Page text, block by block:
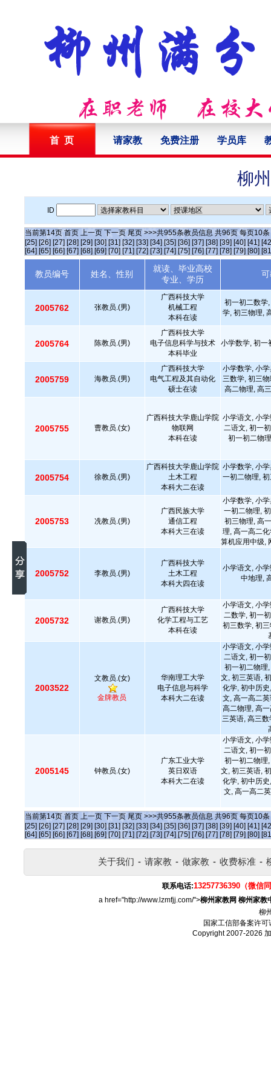
首 页 请家教 免费注册 学员库
柳
ID
当前第14页 首页 上一页 下一页 尾页 >>>共955条教员信息 共96页 每页10条
[25] [26] [27] [28] [29] [30] [31] [32] [33] [34] [35] [36] [37] [38] [39] [40] [41]
[64] [65] [66] [67] [68] [69] [70] [71] [72] [73] [74] [75] [76] [77] [78] [79] [80]
教员编号 姓名、性别
就读、毕业高校
专业、学历
2005762 张教员.(男)
广西科技大学
机械工程
本科在读
初一初二数学
学, 初三物理,
2005764 陈教员.(男)
广西科技大学
电子信息科学与技术
本科毕业
小学数学, 初一
2005759 海教员.(男)
广西科技大学
电气工程及其自动化
硕士在读
小学数学, 小
三数学, 初三
高二物理, 高
2005755 曹教员.(女)
广西科技大学鹿山学院
物联网
本科在读
小学语文, 小
二语文, 初一
初一初二物
2005754 徐教员.(男)
广西科技大学鹿山学院
土木工程
本科大二在读
小学数学, 小
一初二物理,
2005753 冼教员.(男)
广西民族大学
通信工程
本科大三在读
小学数学, 小
一初二物理,
初三物理, 高
理, 高一高二
算机应用中级,
2005752 李教员.(男)
广西科技大学
土木工程
本科大四在读
小学语文, 小
中地理,
2005732 谢教员.(男)
广西科技大学
化学工程与工艺
本科在读
小学语文, 小
二数学, 初一
初三数学, 初
2003522
文教员.(女)
金牌教员
华南理工大学
电子信息与科学
本科大二在读
小学语文, 小
二语文, 初一
初一初二物理
文, 初三英语,
化学, 初中历
文, 高一高二
高二物理, 高
三英语, 高三
2005145 钟教员.(女)
广东工业大学
英日双语
本科大二在读
小学语文, 小
二语文, 初一
初一初二物理
文, 初三英语,
化学, 初中历
文, 高一高二
当前第14页 首页 上一页 下一页 尾页 >>>共955条教员信息 共96页 每页10条
[25] [26] [27] [28] [29] [30] [31] [32] [33] [34] [35] [36] [37] [38] [39] [40] [41]
[64] [65] [66] [67] [68] [69] [70] [71] [72] [73] [74] [75] [76] [77] [78] [79] [80]
关于我们 - 请家教 - 做家教 - 收费标准 -
联系电话:13257736390（微信
a href="http://www.lzmfjj.com/">柳州家教网 柳州家教
柳
国家工信部备案许可
Copyright 2007-2026